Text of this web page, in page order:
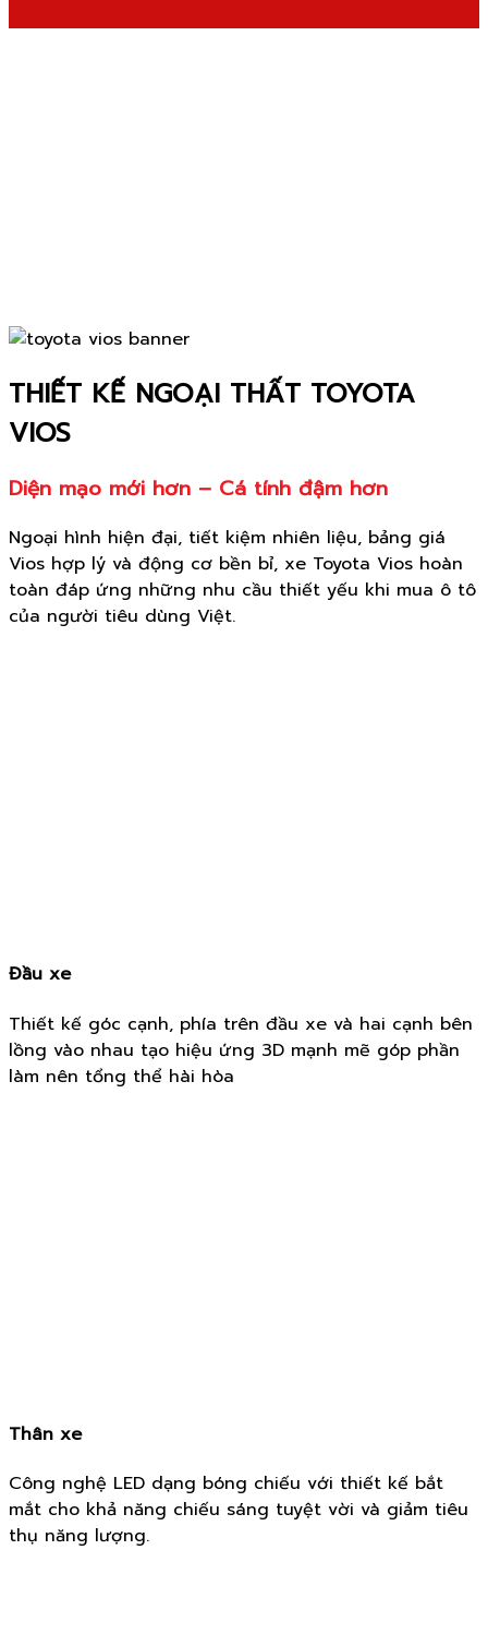
THIẾT KẾ NGOẠI THẤT TOYOTA
VIOS
Diện mạo mới hơn – Cá tính đậm hơn
Ngoại hình hiện đại, tiết kiệm nhiên liệu, bảng giá
Vios hợp lý và động cơ bền bỉ, xe Toyota Vios hoàn
toàn đáp ứng những nhu cầu thiết yếu khi mua ô tô
của người tiêu dùng Việt.
Đầu xe
Thiết kế góc cạnh, phía trên đầu xe và hai cạnh bên
lồng vào nhau tạo hiệu ứng 3D mạnh mẽ góp phần
làm nên tổng thể hài hòa
Thân xe
Công nghệ LED dạng bóng chiếu với thiết kế bắt
mắt cho khả năng chiếu sáng tuyệt vời và giảm tiêu
thụ năng lượng.